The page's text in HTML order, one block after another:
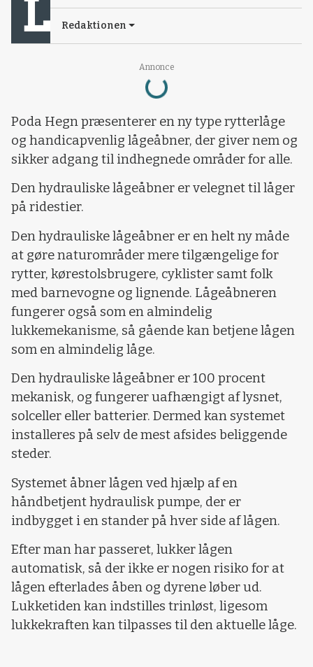
Annonce
Loading...
Redaktionen
Poda Hegn præsenterer en ny type rytterlåge
og handicapvenlig lågeåbner, der giver nem og
sikker adgang til indhegnede områder for alle.
Den hydrauliske lågeåbner er velegnet til låger
på ridestier.
Den hydrauliske lågeåbner er en helt ny måde
at gøre naturområder mere tilgængelige for
rytter, kørestolsbrugere, cyklister samt folk
med barnevogne og lignende. Lågeåbneren
fungerer også som en almindelig
lukkemekanisme, så gående kan betjene lågen
som en almindelig låge.
Den hydrauliske lågeåbner er 100 procent
mekanisk, og fungerer uafhængigt af lysnet,
solceller eller batterier. Dermed kan systemet
installeres på selv de mest afsides beliggende
steder.
Systemet åbner lågen ved hjælp af en
håndbetjent hydraulisk pumpe, der er
indbygget i en stander på hver side af lågen.
Efter man har passeret, lukker lågen
automatisk, så der ikke er nogen risiko for at
lågen efterlades åben og dyrene løber ud.
Lukketiden kan indstilles trinløst, ligesom
lukkekraften kan tilpasses til den aktuelle låge.